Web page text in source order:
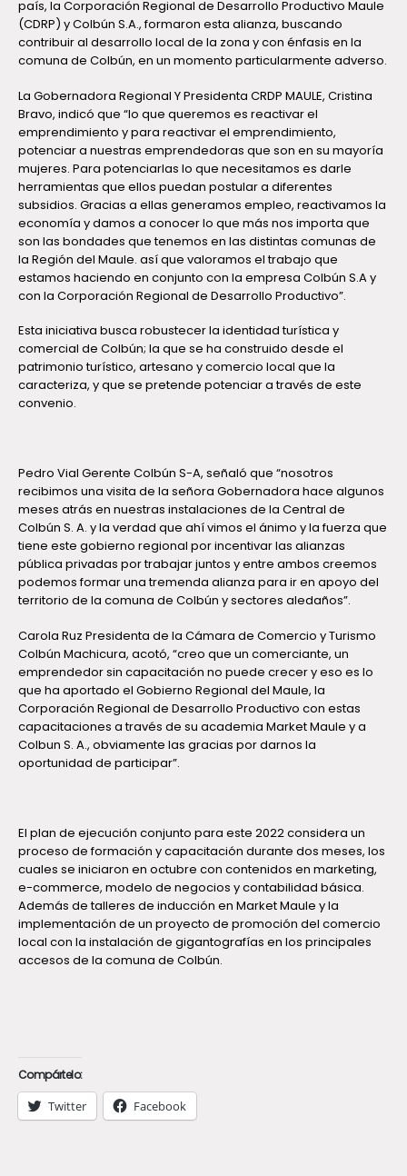
país, la Corporación Regional de Desarrollo Productivo Maule
(CDRP) y Colbún S.A., formaron esta alianza, buscando
contribuir al desarrollo local de la zona y con énfasis en la
comuna de Colbún, en un momento particularmente adverso.
La Gobernadora Regional Y Presidenta CRDP MAULE, Cristina
Bravo, indicó que “lo que queremos es reactivar el
emprendimiento y para reactivar el emprendimiento,
potenciar a nuestras emprendedoras que son en su mayoría
mujeres. Para potenciarlas lo que necesitamos es darle
herramientas que ellos puedan postular a diferentes
subsidios. Gracias a ellas generamos empleo, reactivamos la
economía y damos a conocer lo que más nos importa que
son las bondades que tenemos en las distintas comunas de
la Región del Maule. así que valoramos el trabajo que
estamos haciendo en conjunto con la empresa Colbún S.A y
con la Corporación Regional de Desarrollo Productivo”.
Esta iniciativa busca robustecer la identidad turística y
comercial de Colbún; la que se ha construido desde el
patrimonio turístico, artesano y comercio local que la
caracteriza, y que se pretende potenciar a través de este
convenio.
Pedro Vial Gerente Colbún S-A, señaló que “nosotros
recibimos una visita de la señora Gobernadora hace algunos
meses atrás en nuestras instalaciones de la Central de
Colbún S. A. y la verdad que ahí vimos el ánimo y la fuerza que
tiene este gobierno regional por incentivar las alianzas
pública privadas por trabajar juntos y entre ambos creemos
podemos formar una tremenda alianza para ir en apoyo del
territorio de la comuna de Colbún y sectores aledaños”.
Carola Ruz Presidenta de la Cámara de Comercio y Turismo
Colbún Machicura, acotó, “creo que un comerciante, un
emprendedor sin capacitación no puede crecer y eso es lo
que ha aportado el Gobierno Regional del Maule, la
Corporación Regional de Desarrollo Productivo con estas
capacitaciones a través de su academia Market Maule y a
Colbun S. A., obviamente las gracias por darnos la
oportunidad de participar”.
El plan de ejecución conjunto para este 2022 considera un
proceso de formación y capacitación durante dos meses, los
cuales se iniciaron en octubre con contenidos en marketing,
e-commerce, modelo de negocios y contabilidad básica.
Además de talleres de inducción en Market Maule y la
implementación de un proyecto de promoción del comercio
local con la instalación de gigantografías en los principales
accesos de la comuna de Colbún.
Compártelo:
Twitter Facebook